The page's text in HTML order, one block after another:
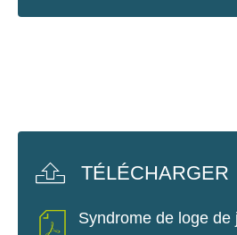
TÉLÉCHARGER
Syndrome de loge de